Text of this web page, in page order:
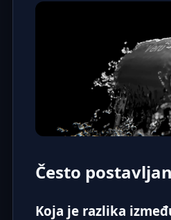
Često
Koja je razlika